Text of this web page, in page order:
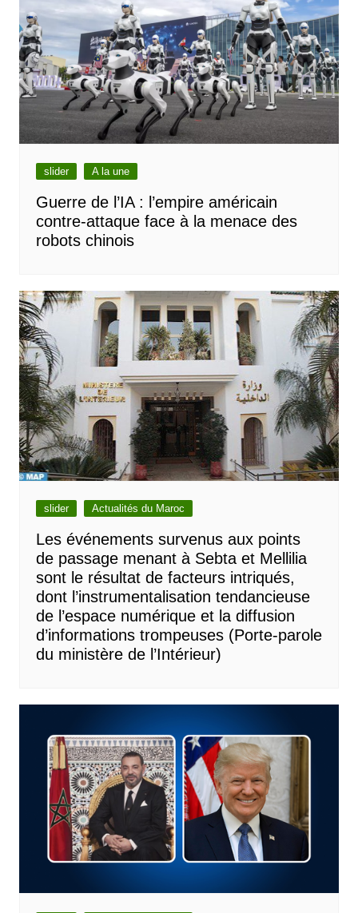
slider A la une
Guerre de l’IA : l’empire américain
contre-attaque face à la menace des
robots chinois
slider Actualités du Maroc
Les événements survenus aux points
de passage menant à Sebta et Mellilia
sont le résultat de facteurs intriqués,
dont l’instrumentalisation tendancieuse
de l’espace numérique et la diffusion
d’informations trompeuses (Porte-parole
du ministère de l’Intérieur)